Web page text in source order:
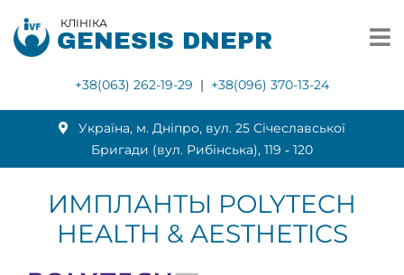
КЛІНІКА
GENESIS DNEPR
+38(063) 262-19-29 | +38(096) 370-13-24
Українa, м. Дніпро, вул. 25 Січеславської
Бригади (вул. Рибінська), 119 ‑ 120
ИМПЛАНТЫ POLYTECH
HEALTH & AESTHETICS